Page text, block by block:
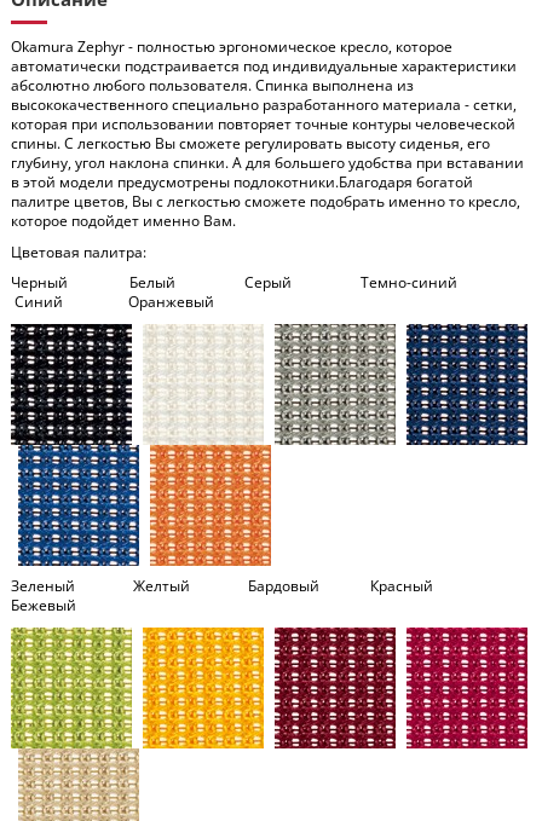
Okamura Zephyr - полностью эргономическое кресло, которое
автоматически подстраивается под индивидуальные характеристики
абсолютно любого пользователя. Спинка выполнена из
высококачественного специально разработанного материала - сетки,
которая при использовании повторяет точные контуры человеческой
спины. С легкостью Вы сможете регулировать высоту сиденья, его
глубину, угол наклона спинки. А для большего удобства при вставании
в этой модели предусмотрены подлокотники.Благодаря богатой
палитре цветов, Вы с легкостью сможете подобрать именно то кресло,
которое подойдет именно Вам.
Цветовая палитра:
Черный Белый Серый Темно-синий
Синий Оранжевый
Зеленый Желтый Бардовый Красный
Бежевый